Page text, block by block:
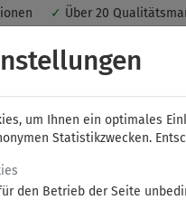
✓ Über 20
für ein optimales
Ohne Cookies ist
um Ihnen ein optimales
Statistikzwecken.
den Betrieb der Seite